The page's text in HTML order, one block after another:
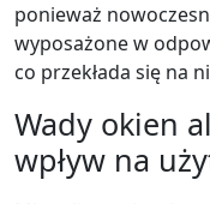
ponieważ
wyposażone w
co przekłada się na
Wady okien
wpływ na